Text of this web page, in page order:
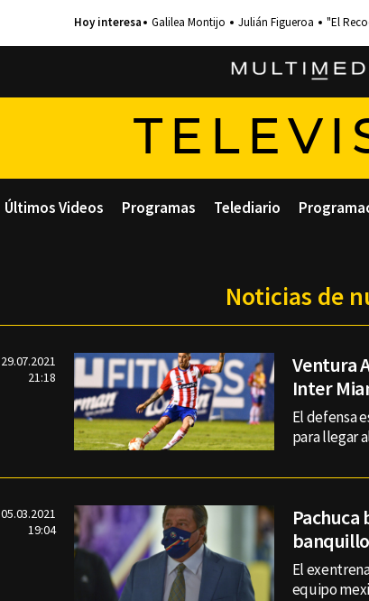
Galilea Montijo Julián Figueroa "El
Últimos Videos Programas Telediario
Noticias de
29.07.2021
21:18
Ventura
Inter
El defensa
para llegar
05.03.2021
19:04
Pachuca
banquillo
El
equipo